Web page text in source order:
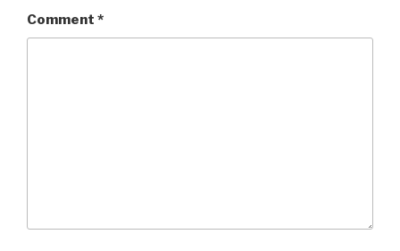
Comment *